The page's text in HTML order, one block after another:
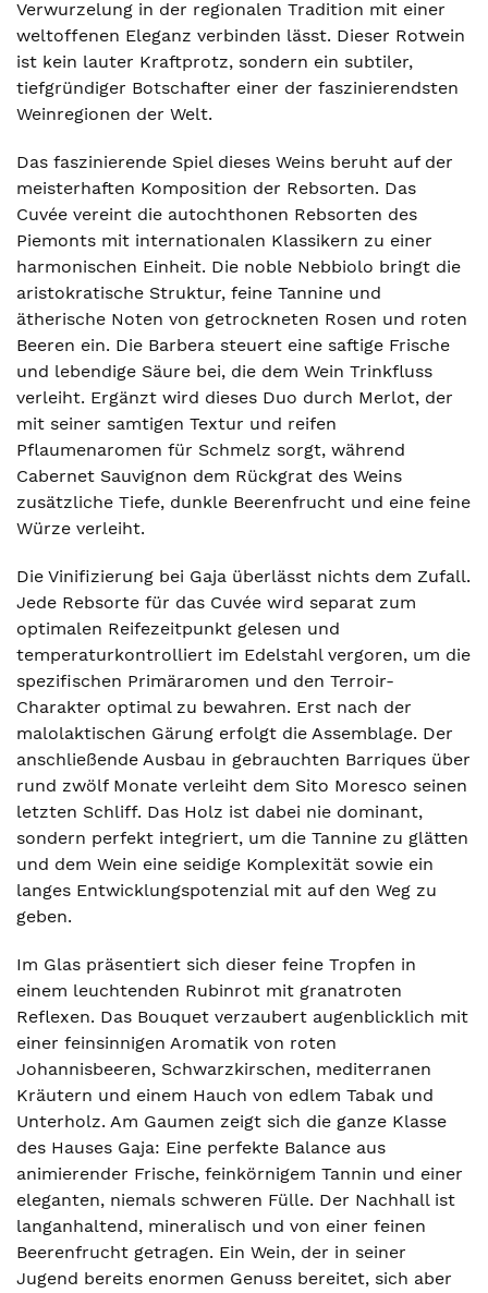
Verwurzelung in der regionalen Tradition mit einer
weltoffenen Eleganz verbinden lässt. Dieser Rotwein
ist kein lauter Kraftprotz, sondern ein subtiler,
tiefgründiger Botschafter einer der faszinierendsten
Weinregionen der Welt.
Das faszinierende Spiel dieses Weins beruht auf der
meisterhaften Komposition der Rebsorten. Das
Cuvée vereint die autochthonen Rebsorten des
Piemonts mit internationalen Klassikern zu einer
harmonischen Einheit. Die noble Nebbiolo bringt die
aristokratische Struktur, feine Tannine und
ätherische Noten von getrockneten Rosen und roten
Beeren ein. Die Barbera steuert eine saftige Frische
und lebendige Säure bei, die dem Wein Trinkfluss
verleiht. Ergänzt wird dieses Duo durch Merlot, der
mit seiner samtigen Textur und reifen
Pflaumenaromen für Schmelz sorgt, während
Cabernet Sauvignon dem Rückgrat des Weins
zusätzliche Tiefe, dunkle Beerenfrucht und eine feine
Würze verleiht.
Die Vinifizierung bei Gaja überlässt nichts dem Zufall.
Jede Rebsorte für das Cuvée wird separat zum
optimalen Reifezeitpunkt gelesen und
temperaturkontrolliert im Edelstahl vergoren, um die
spezifischen Primäraromen und den Terroir-
Charakter optimal zu bewahren. Erst nach der
malolaktischen Gärung erfolgt die Assemblage. Der
anschließende Ausbau in gebrauchten Barriques über
rund zwölf Monate verleiht dem Sito Moresco seinen
letzten Schliff. Das Holz ist dabei nie dominant,
sondern perfekt integriert, um die Tannine zu glätten
und dem Wein eine seidige Komplexität sowie ein
langes Entwicklungspotenzial mit auf den Weg zu
geben.
Im Glas präsentiert sich dieser feine Tropfen in
einem leuchtenden Rubinrot mit granatroten
Reflexen. Das Bouquet verzaubert augenblicklich mit
einer feinsinnigen Aromatik von roten
Johannisbeeren, Schwarzkirschen, mediterranen
Kräutern und einem Hauch von edlem Tabak und
Unterholz. Am Gaumen zeigt sich die ganze Klasse
des Hauses Gaja: Eine perfekte Balance aus
animierender Frische, feinkörnigem Tannin und einer
eleganten, niemals schweren Fülle. Der Nachhall ist
langanhaltend, mineralisch und von einer feinen
Beerenfrucht getragen. Ein Wein, der in seiner
Jugend bereits enormen Genuss bereitet, sich aber